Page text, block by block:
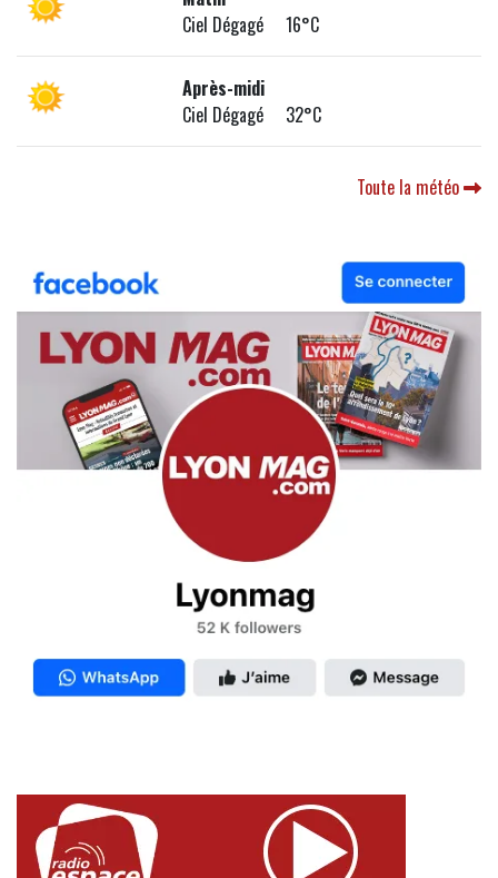
Ciel Dégagé 16°C
Après-midi
Ciel Dégagé 32°C
Toute la météo